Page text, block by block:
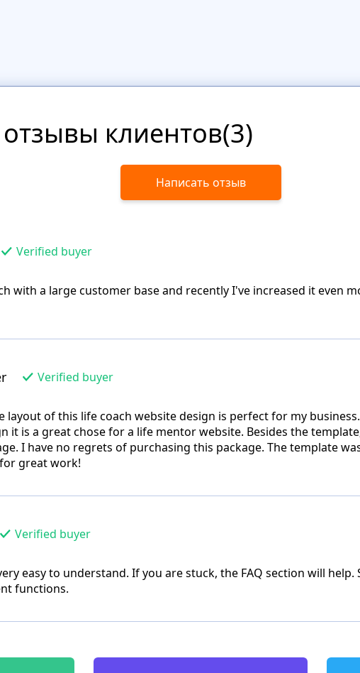
клиентов(3)
Написать отзыв
Verified buyer
with a large customer base and recently I've increased it even
Verified buyer
layout of this life coach website design is perfect for my
it is a great chose for a life mentor website. Besides the
I have no regrets of purchasing this package. The template
great work!
Verified buyer
easy to understand. If you are stuck, the FAQ section will
functions.